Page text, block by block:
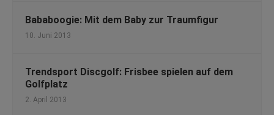
Bababoogie: Mit dem Baby zur Traumfigur
10. Juni 2013
Trendsport Discgolf: Frisbee spielen auf dem
Golfplatz
2. April 2013